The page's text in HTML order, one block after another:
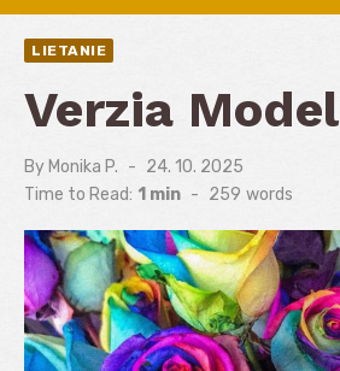
LIETANIE
Verzia Model
By Monika P.
Posted
on
24. 10. 2025
Time to Read: 1 min - 259 words